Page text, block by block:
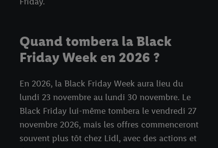
Quand tombera la Black
Friday Week en 2026 ?
En 2026, la Black Friday Week aura lieu du
lundi 23 novembre au lundi 30 novembre. Le
Black Friday lui-même tombera le vendredi 27
novembre 2026, mais les offres commenceront
souvent plus tôt chez Lidl, avec des actions et